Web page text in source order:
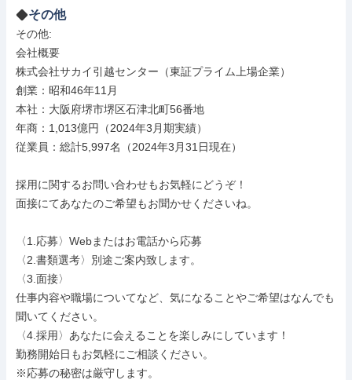
その他
その他:
会社概要
株式会社サカイ引越センター（東証プライム上場企業）
創業：昭和46年11月
本社：大阪府堺市堺区石津北町56番地
年商：1,013億円（2024年3月期実績）
従業員：総計5,997名（2024年3月31日現在）
採用に関するお問い合わせもお気軽にどうぞ！
面接にてあなたのご希望もお聞かせくださいね。
〈1.応募〉Webまたはお電話から応募
〈2.書類選考〉別途ご案内致します。
〈3.面接〉
仕事内容や職場についてなど、気になることやご希望はなんでも
聞いてください。
〈4.採用〉あなたに会えることを楽しみにしています！
勤務開始日もお気軽にご相談ください。
※応募の秘密は厳守します。